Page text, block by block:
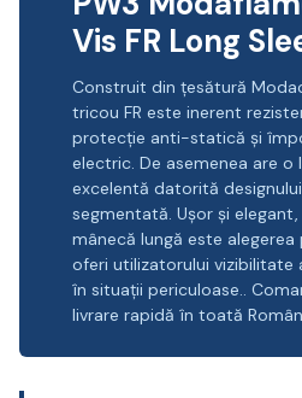
Vis FR Long
Construit din țesătură
tricou FR este inerent
protecție anti-statică și
electric. De asemenea are
excelentă datorită
segmentată. Ușor și
mânecă lungă este
oferi utilizatorului vizibilitate
în situații periculoase..
livrare rapidă în toată